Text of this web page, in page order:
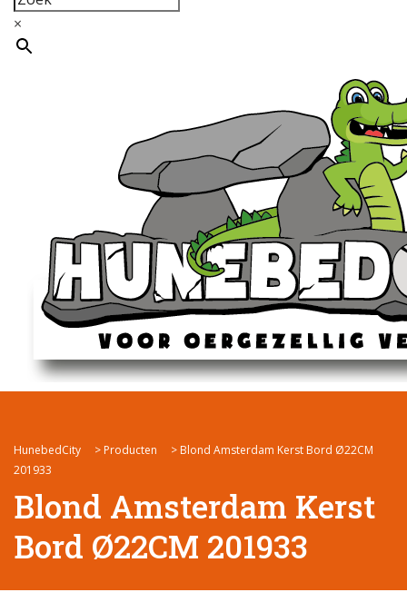
×
HunebedCity > Producten > Blond Amsterdam Kerst Bord Ø22CM
201933
Blond Amsterdam Kerst
Bord Ø22CM 201933